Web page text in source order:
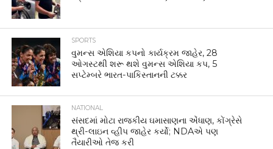
SPORTS
વુમન્સ એશિયા કપનો કાર્યક્રમ જાહેર, 28
ઓગસ્ટથી શરૂ થશે વુમન્સ એશિયા કપ, 5
સપ્ટેમ્બરે ભારત-પાકિસ્તાનની ટક્કર
NATIONAL
સંસદમાં મોટા રાજકીય ઘમાસાણના એંધાણ, કોંગ્રેસે
થ્રી-લાઇન વ્હીપ જાહેર કર્યો; NDAએ પણ
તૈયારીઓ તેજ કરી